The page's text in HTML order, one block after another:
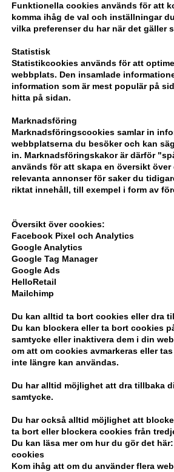
Funktionella cookies används för att
komma ihåg de val och inställningar
vilka preferenser du har när det gäller
Statistisk
Statistikcookies används för att
webbplats. Den insamlade
information som är mest populär på
hitta på sidan.
Marknadsföring
Marknadsföringscookies samlar in
webbplatserna du besöker och kan
in. Marknadsföringskakor är därför
används för att skapa en översikt
relevanta annonser för saker du
riktat innehåll, till exempel i form av
Översikt över cookies:
Facebook Pixel och Analytics
Google Analytics
Google Tag Manager
Google Ads
HelloRetail
Mailchimp
Du kan alltid ta bort cookies eller dra
Du kan blockera eller ta bort cookies
samtycke eller inaktivera dem i din
om att om cookies avmarkeras eller
inte längre kan användas.
Du har alltid möjlighet att dra tillbaka
samtycke.
Du har också alltid möjlighet att
ta bort eller blockera cookies från
Du kan läsa mer om hur du gör det
cookies
Kom ihåg att om du använder flera
på hela din
när du handlar
Kundservice
Hair247
DK-7800 Skive
info@hair247.se